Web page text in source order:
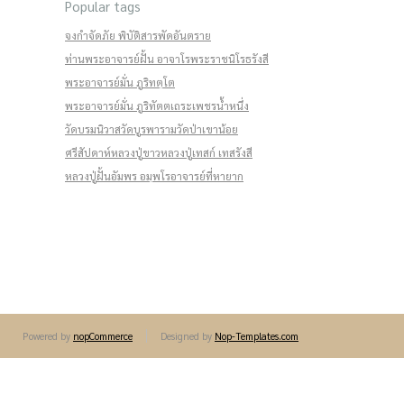
Popular tags
จงกำจัดภัย พิบัติสารพัดอันตราย
ท่านพระอาจารย์ฝั้น อาจาโรพระราชนิโรธรังสี
พระอาจารย์มั่น ภูริทตฺโต
พระอาจารย์มั่น ภูริทัตตเถระเพชรน้ำหนึ่ง
วัดบรมนิวาสวัดบูรพารามวัดป่าเขาน้อย
ศรีสัปดาห์หลวงปู่ขาวหลวงปู่เทสก์ เทสรังสี
หลวงปู่ฝั้นอัมพร อมฺพโรอาจารย์ที่หายาก
Powered by nopCommerce Designed by Nop-Templates.com